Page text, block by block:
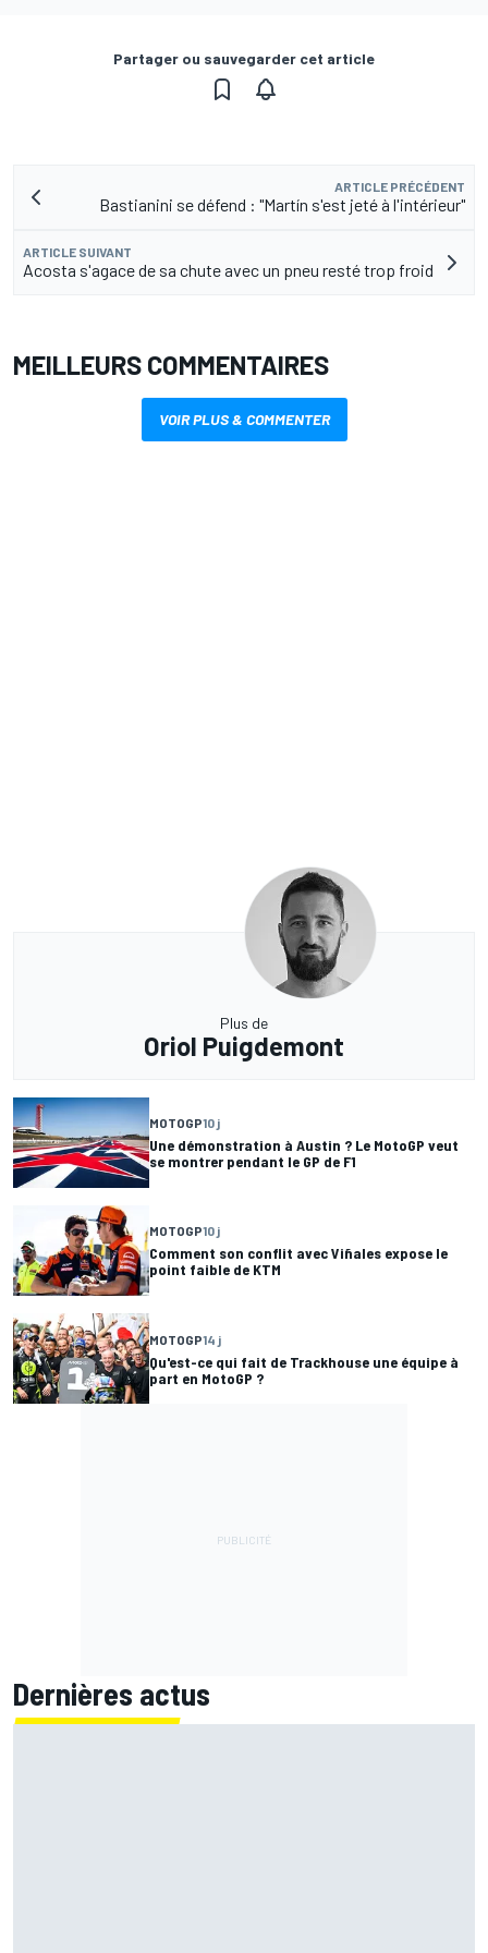
Partager ou sauvegarder cet article
ARTICLE PRÉCÉDENT
Bastianini se défend : "Martín s'est jeté à l'intérieur"
ARTICLE SUIVANT
Acosta s'agace de sa chute avec un pneu resté trop froid
MEILLEURS COMMENTAIRES
VOIR PLUS & COMMENTER
Plus de
Oriol Puigdemont
MOTOGP10 j
Une démonstration à Austin ? Le MotoGP veut
se montrer pendant le GP de F1
MOTOGP10 j
Comment son conflit avec Viñales expose le
point faible de KTM
MOTOGP14 j
Qu'est-ce qui fait de Trackhouse une équipe à
part en MotoGP ?
Dernières actus